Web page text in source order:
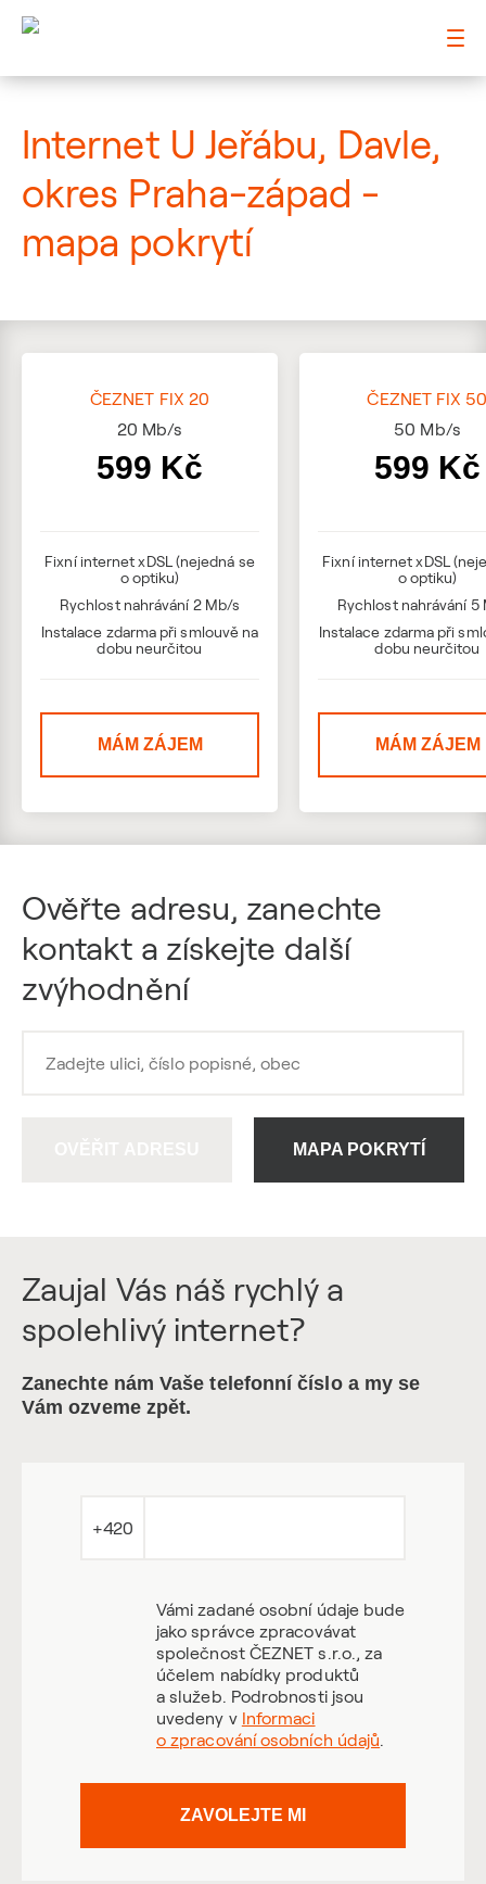
Internet U Jeřábu, Davle,
okres Praha-západ -
mapa pokrytí
ČEZNET FIX 20
20 Mb/s
599 Kč
Fixní internet xDSL (nejedná se
o optiku)
Rychlost nahrávání 2 Mb/s
Instalace zdarma při smlouvě na
dobu neurčitou
MÁM ZÁJEM
ČEZNET FIX
50 Mb/s
599 Kč
Fixní internet xDSL
o optiku)
Rychlost nahrávání 5
Instalace zdarma při
dobu neurčitou
MÁM ZÁJEM
Ověřte adresu, zanechte
kontakt a získejte další
zvýhodnění
MAPA POKRYTÍ
Zaujal Vás náš rychlý a
spolehlivý internet?
Zanechte nám Vaše telefonní číslo a my se
Vám ozveme zpět.
+420
Vámi zadané osobní údaje bude
jako správce zpracovávat
společnost ČEZNET s.r.o., za
účelem nabídky produktů
a služeb. Podrobnosti jsou
uvedeny v Informaci
o zpracování osobních údajů.
ZAVOLEJTE MI
: Mapa pokrytí ulice